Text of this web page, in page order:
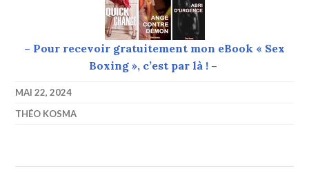
– Pour recevoir gratuitement mon eBook « Sex
Boxing », c’est par là ! –
MAI 22, 2024
THÉO KOSMA